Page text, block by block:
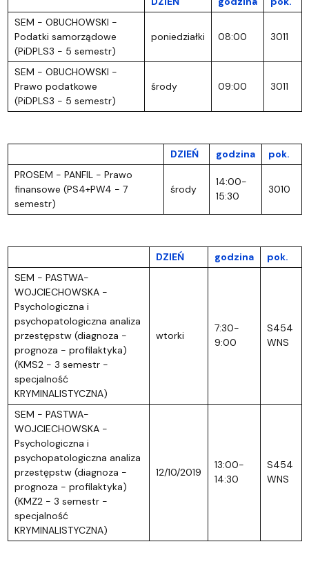
SEM - OBUCHOWSKI -
Podatki samorządowe
(PiDPLS3 - 5 semestr)
poniedziałki 08:00 3011
SEM - OBUCHOWSKI -
Prawo podatkowe
(PiDPLS3 - 5 semestr)
środy 09:00 3011
DZIEŃ godzina
pok.
PROSEM - PANFIL - Prawo
finansowe (PS4+PW4 - 7
semestr)
środy
14:00-
15:30
3010
DZIEŃ godzina
pok.
SEM - PASTWA-
WOJCIECHOWSKA -
Psychologiczna i
psychopatologiczna analiza
przestępstw (diagnoza -
prognoza - profilaktyka)
(KMS2 - 3 semestr -
specjalność
KRYMINALISTYCZNA)
wtorki
7:30-
9:00
S454
WNS
SEM - PASTWA-
WOJCIECHOWSKA -
Psychologiczna i
psychopatologiczna analiza
przestępstw (diagnoza -
prognoza - profilaktyka)
(KMZ2 - 3 semestr -
specjalność
KRYMINALISTYCZNA)
12/10/2019
13:00-
14:30
S454
WNS